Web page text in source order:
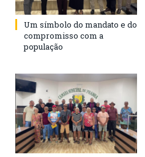
Um símbolo do mandato e do
compromisso com a
população